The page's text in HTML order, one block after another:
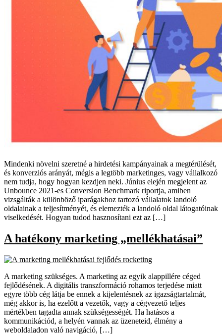
Mindenki növelni szeretné a hirdetési kampányainak a megtérülését,
és konverziós arányát, mégis a legtöbb marketinges, vagy vállalkozó
nem tudja, hogy hogyan kezdjen neki. Június elején megjelent az
Unbounce 2021-es Conversion Benchmark riportja, amiben
vizsgálták a különböző iparágakhoz tartozó vállalatok landoló
oldalainak a teljesítményét, és elemezték a landoló oldal látogatóinak
viselkedését. Hogyan tudod hasznosítani ezt az […]
A hatékony marketing „mellékhatásai”
A marketing szükséges. A marketing az egyik alappillére céged
fejlődésének. A digitális transzformáció rohamos terjedése miatt
egyre több cég látja be ennek a kijelentésnek az igazságtartalmát,
még akkor is, ha ezelőtt a vezetők, vagy a cégvezető teljes
mértékben tagadta annak szükségességét. Ha hatásos a
kommunikációd, a helyén vannak az üzeneteid, élmény a
weboldaladon való navigáció, […]